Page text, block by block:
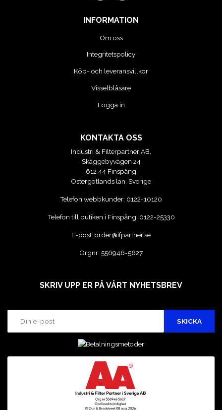
INFORMATION
Om oss
Integritetspolicy
Köp- och leveransvillkor
Visselblåsare
Logga in
KONTAKTA OSS
Industri & Filterpartner AB,
Skäggebyvägen 24
612 44 Finspång
Östergötlands län, Sverige
Telefon webbkunder: 0122-10120
Telefon till butiken i Finspång: 0122-25330
E-post: order@ifpartner.se
Orgnr: 556946-5627
SKRIV UPP ER PÅ VÅRT NYHETSBREV